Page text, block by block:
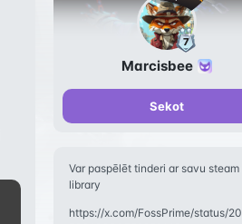
Marcisbee
Sekot
Var paspēlēt tinderi ar savu steam
library
ndie
https://x.com/FossPrime/status/20